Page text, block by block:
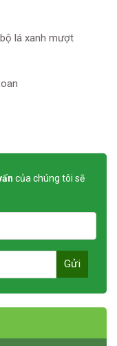
lá xanh mượt
của chúng tôi sẽ